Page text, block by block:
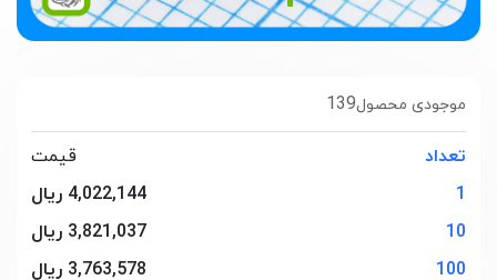
139موجودی محصول
تعداد
قیمت
1
4,022,144 ریال
10
3,821,037 ریال
100
3,763,578 ریال